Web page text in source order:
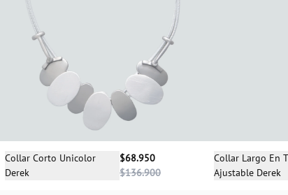
Selecciona una talla
Collar Corto Unicolor
Derek
$68.950
$136.900
Collar Largo En
Ajustable Derek